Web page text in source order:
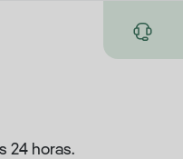
24 horas.